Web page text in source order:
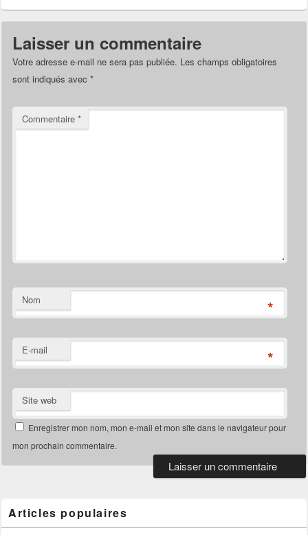
Laisser un commentaire
Votre adresse e-mail ne sera pas publiée. Les champs obligatoires
sont indiqués avec *
Commentaire *
Nom *
E-mail *
Site web
Enregistrer mon nom, mon e-mail et mon site dans le navigateur pour
mon prochain commentaire.
Articles populaires